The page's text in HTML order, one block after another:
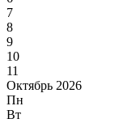
7
8
9
10
11
Октябрь 2026
Пн
Вт